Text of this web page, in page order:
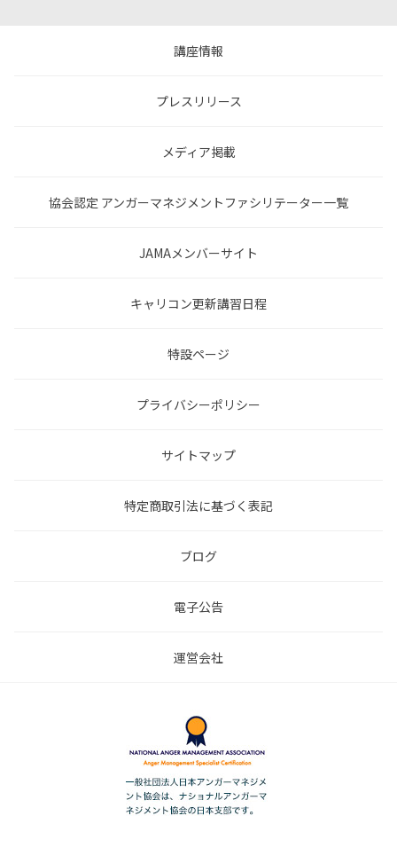
講座情報
プレスリリース
メディア掲載
協会認定 アンガーマネジメントファシリテーター一覧
JAMAメンバーサイト
キャリコン更新講習日程
特設ページ
プライバシーポリシー
サイトマップ
特定商取引法に基づく表記
ブログ
電子公告
運営会社